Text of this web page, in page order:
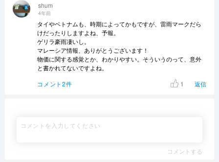
shum
4年前
タイやベトナムも、時期によってかもですが、雷雨マークだら
けだったりしますよね、予報。
ゲリラ豪雨凄いし。
マレーシア情報、ありがとうございます！
物価に関する感覚とか、わかりやすい。そういうのって、意外
と書かれてないですよね。
コメント2件
1 返信
コメントする